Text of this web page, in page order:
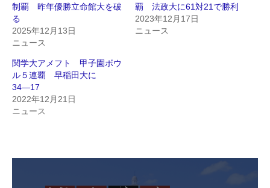
制覇 昨年優勝立命館大を破
る
2025年12月13日
ニュース
覇 法政大に61対21で勝利
2023年12月17日
ニュース
関学大アメフト 甲子園ボウ
ル５連覇 早稲田大に
34―17
2022年12月21日
ニュース